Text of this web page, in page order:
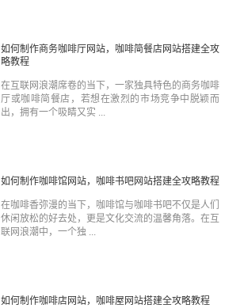
如何制作商务咖啡厅网站，咖啡简餐店网站搭建全攻
略教程
在互联网浪潮席卷的当下，一家独具特色的商务咖啡
厅或咖啡简餐店，若想在激烈的市场竞争中脱颖而
出，拥有一个吸睛又实 ...
如何制作咖啡馆网站，咖啡书吧网站搭建全攻略教程
在咖啡香弥漫的当下，咖啡馆与咖啡书吧不仅是人们
休闲放松的好去处，更是文化交流的温馨角落。在互
联网浪潮中，一个独 ...
如何制作咖啡店网站，咖啡屋网站搭建全攻略教程